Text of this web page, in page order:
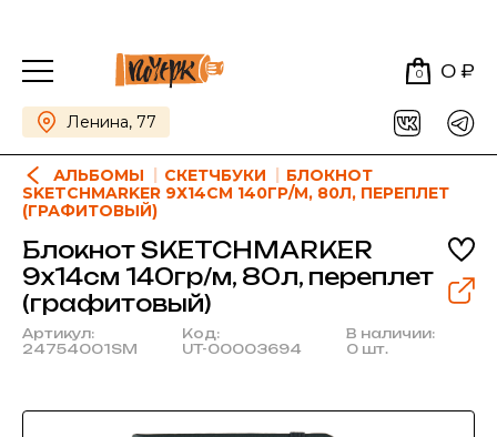
0 0 ₽
Ленина, 77
АЛЬБОМЫ СКЕТЧБУКИ
БЛОКНОТ
SKETCHMARKER 9Х14СМ 140ГР/М, 80Л, ПЕРЕПЛЕТ
(ГРАФИТОВЫЙ)
Блокнот SKETCHMARKER
9х14см 140гр/м, 80л, переплет
(графитовый)
Артикул:
24754001SM
Код:
UT-00003694
В наличии:
0 шт.